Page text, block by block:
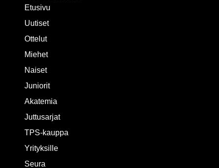
Etusivu
Uutiset
Ottelut
Miehet
Naiset
Juniorit
Akatemia
Juttusarjat
TPS-kauppa
Yrityksille
Seura